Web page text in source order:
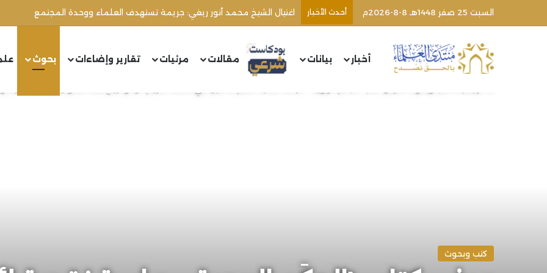
السبت 25 صفر 1448هـ 8-8-2026م أحدث الأخبار
أخبار بيانات مقالات مرئيات تقارير وإضاءات بحوث
كتب وبحوث